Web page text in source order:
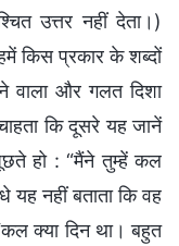
उत्तर नहीं देता।)
किस प्रकार के शब्दों
वाला और गलत दिशा
कि दूसरे यह जानें
हो : “मैंने तुम्हें कल
यह नहीं बताता कि वह
क्या दिन था। बहुत